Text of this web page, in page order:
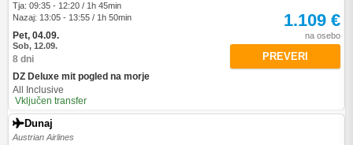
Tja: 09:35 - 12:20 / 1h 45min
Nazaj: 13:05 - 13:55 / 1h 50min
Pet, 04.09.
Sob, 12.09.
8 dni
DZ Deluxe mit pogled na morje
All Inclusive
Vključen transfer
1.109 €
na osebo
PREVERI
Dunaj
Austrian Airlines